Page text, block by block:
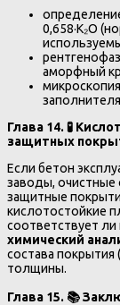
0,658·K₂O
аморфный
Глава 14. 🧪
защитных
Если бетон
заводы, очистные
защитные
кислотостойкие
соответствует
химический
состава
толщины.
Глава 15. 📚